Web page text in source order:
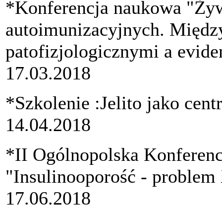
*Konferencja naukowa
autoimunizacyjnych.
patofizjologicznymi a
17.03.2018
*Szkolenie :Jelito jako
14.04.2018
*II Ogólnopolska
"Insulinooporość -
17.06.2018